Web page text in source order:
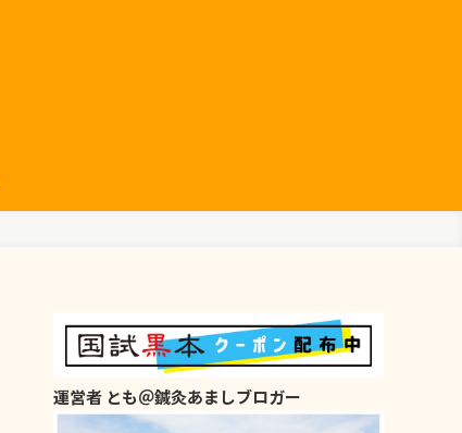
運営者 とも＠鍼灸あましブロガー